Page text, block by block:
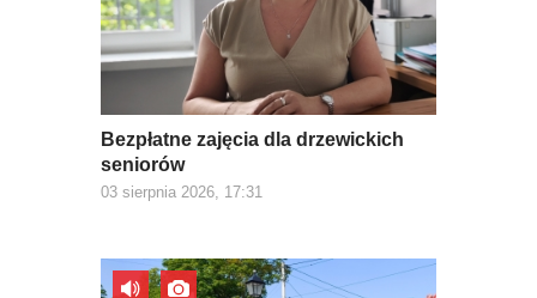
Bezpłatne zajęcia dla drzewickich
seniorów
03 sierpnia 2026, 17:31